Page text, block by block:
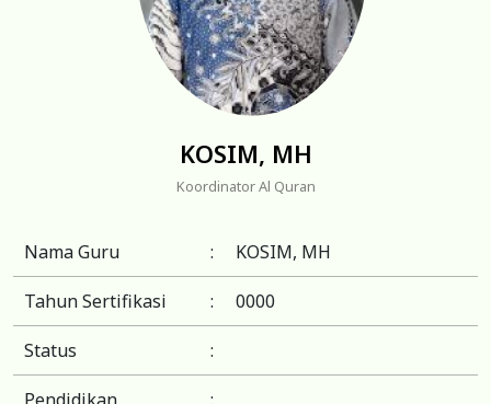
KOSIM, MH
Koordinator Al Quran
Nama Guru : KOSIM, MH
Tahun Sertifikasi : 0000
Status :